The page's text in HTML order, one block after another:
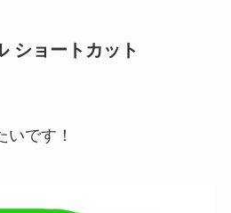
ショートカット
です！